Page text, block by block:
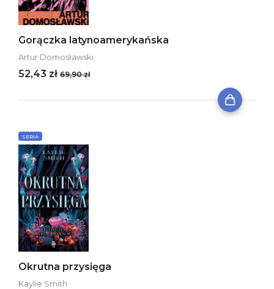
Gorączka latynoamerykańska
Artur Domosławski
52,43 zł 69,90 zł
SERIA
Okrutna przysięga
Kaylie Smith